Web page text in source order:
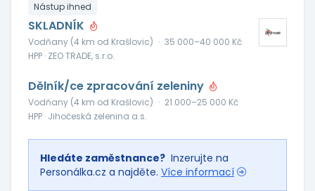
Nástup ihned
SKLADNÍK
Vodňany (4 km od Krašlovic) · 35 000–40 000 Kč
HPP · ZEO TRADE, s.r.o.
Dělník/ce zpracování zeleniny
Vodňany (4 km od Krašlovic) · 21 000–25 000 Kč
HPP · Jihočeská zelenina a.s.
Hledáte zaměstnance? Inzerujte na
Personálka.cz a najděte. Více informací